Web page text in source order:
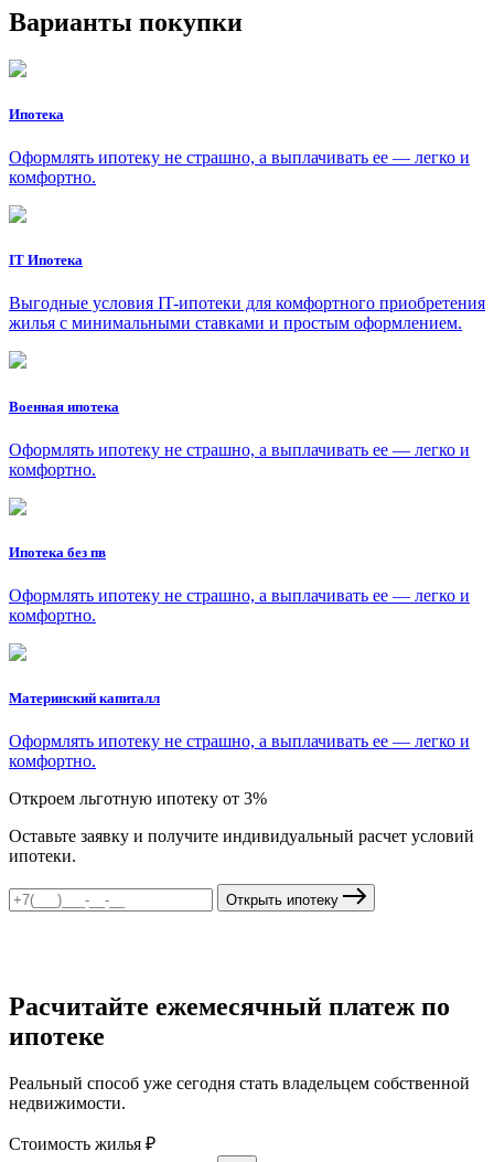
Варианты покупки
Ипотека
Оформлять ипотеку не страшно, а выплачивать ее — легко и
комфортно.
IT Ипотека
Выгодные условия IT-ипотеки для комфортного приобретения
жилья с минимальными ставками и простым оформлением.
Военная ипотека
Оформлять ипотеку не страшно, а выплачивать ее — легко и
комфортно.
Ипотека без пв
Оформлять ипотеку не страшно, а выплачивать ее — легко и
комфортно.
Материнский капиталл
Оформлять ипотеку не страшно, а выплачивать ее — легко и
комфортно.
Откроем льготную ипотеку от 3%
Оставьте заявку и получите индивидуальный расчет условий
ипотеки.
Открыть ипотеку
Расчитайте ежемесячный платеж по
ипотеке
Реальный способ уже сегодня стать владельцем собственной
недвижимости.
Стоимость жилья ₽